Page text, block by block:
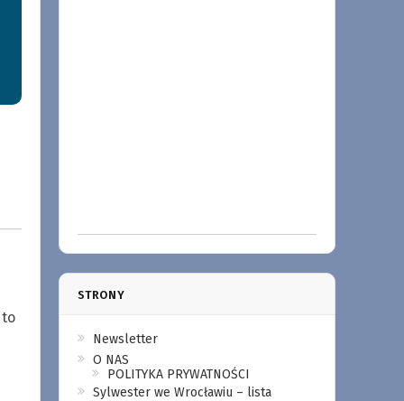
STRONY
Newsletter
O NAS
POLITYKA PRYWATNOŚCI
Sylwester we Wrocławiu – lista